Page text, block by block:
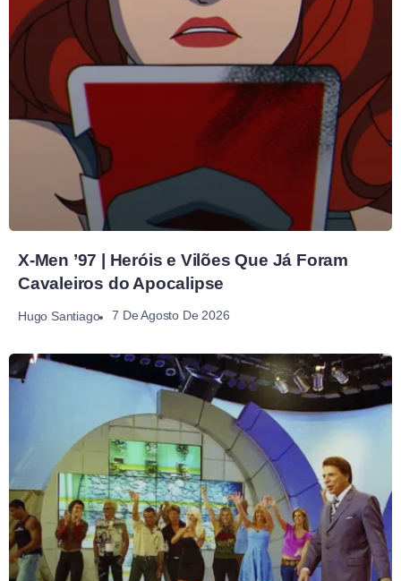
X-Men ’97 | Heróis e Vilões Que Já Foram
Cavaleiros do Apocalipse
Hugo Santiago 7 De Agosto De 2026